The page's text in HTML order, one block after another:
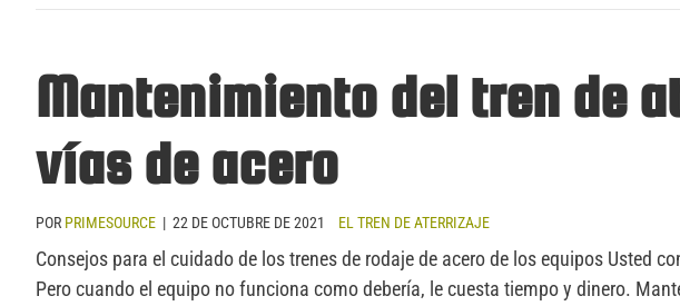
Mantenimiento del tren de
vías de acero
POR PRIMESOURCE | 22 DE OCTUBRE DE 2021 EL TREN DE ATERRIZAJE
Consejos para el cuidado de los trenes de rodaje de acero de los equipos Usted
Pero cuando el equipo no funciona como debería, le cuesta tiempo y dinero.